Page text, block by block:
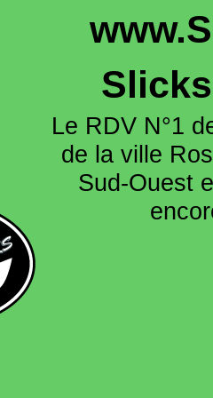
Le RDV N°1
de la ville
Sud-Ouest